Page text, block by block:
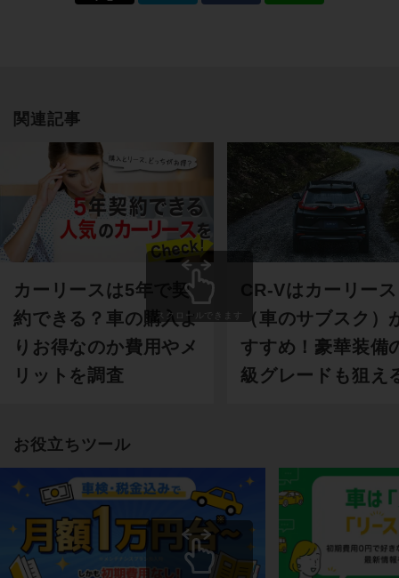
関連記事
カーリースは5年で契
約できる？車の購入よ
りお得なのか費用やメ
リットを調査
CR-Vはカーリース
（車のサブスク）
すすめ！豪華装備
級グレードも狙え
スクロールできます
お役立ちツール